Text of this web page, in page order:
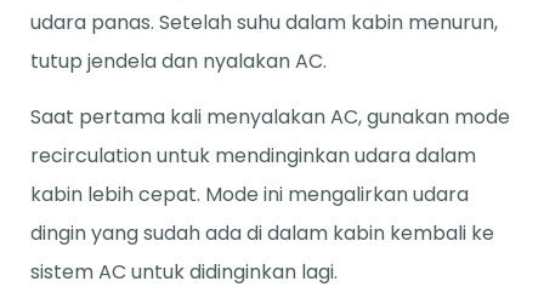
udara panas. Setelah suhu dalam kabin menurun,
tutup jendela dan nyalakan AC.
Saat pertama kali menyalakan AC, gunakan mode
recirculation untuk mendinginkan udara dalam
kabin lebih cepat. Mode ini mengalirkan udara
dingin yang sudah ada di dalam kabin kembali ke
sistem AC untuk didinginkan lagi.